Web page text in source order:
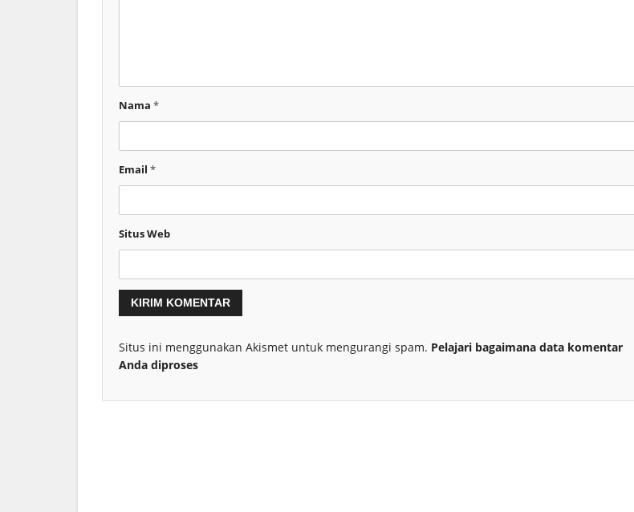
Nama *
Email *
Situs Web
Situs ini menggunakan Akismet untuk mengurangi spam. Pelajari bagaimana data komentar
Anda diproses